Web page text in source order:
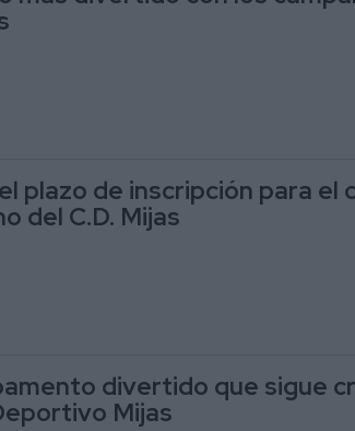
plazo de inscripción para el
del C.D. Mijas
divertido que sigue
Mijas